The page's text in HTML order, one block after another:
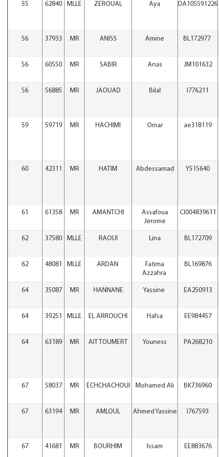
55 62840 MLLE ZEROUAL Aya DA105591226
56 37933 MR ANISS Amine BL172977
56 60550 MR SABIR Anas JM101632
56 56885 MR JAOUAD Bilal I776211
59 59719 MR HACHIMI Omar ae318119
60 42311 MR HATIM Abdessamad Y515640
61 61358 MR AMANTCHI
Assafoua
Jerome
CI004839611
62 37580 MLLE RAOUI Lina BL172709
62 48081 MLLE ARDAN
Fatima
Azzahra
BL169876
64 35087 MR HANNANE Yassine EA250913
64 39251 MLLE EL ARROUCHI Hafsa EE984457
64 63189 MR AIT TOUMERT Youness PA268210
67 58037 MR ECHCHACHOUI Mohamed Ali BK736960
67 63194 MR AMLOUL Ahmed Yassine I767593
67 41681 MR BOURHIM Issam EE883676